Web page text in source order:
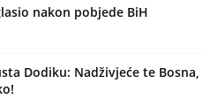
nakon pobjede BiH
Dodiku: Nadživjeće te Bosna,